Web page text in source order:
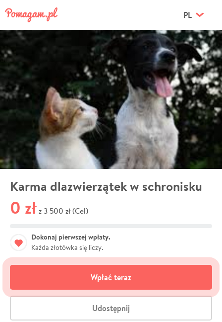
PL
Karma dlazwierzątek w schronisku
0 zł z 3 500 zł (Cel)
Dokonaj pierwszej wpłaty.
Każda złotówka się liczy.
Wpłać teraz
Udostępnij